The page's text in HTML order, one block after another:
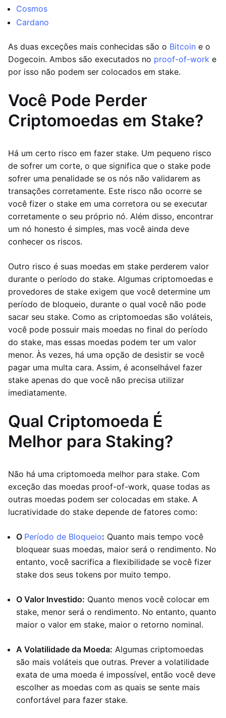
Cosmos
Cardano
As duas exceções mais conhecidas são o Bitcoin e o
Dogecoin. Ambos são executados no proof-of-work e
por isso não podem ser colocados em stake.
Você Pode Perder
Criptomoedas em Stake?
Há um certo risco em fazer stake. Um pequeno risco
de sofrer um corte, o que significa que o stake pode
sofrer uma penalidade se os nós não validarem as
transações corretamente. Este risco não ocorre se
você fizer o stake em uma corretora ou se executar
corretamente o seu próprio nó. Além disso, encontrar
um nó honesto é simples, mas você ainda deve
conhecer os riscos.
Outro risco é suas moedas em stake perderem valor
durante o período do stake. Algumas criptomoedas e
provedores de stake exigem que você determine um
período de bloqueio, durante o qual você não pode
sacar seu stake. Como as criptomoedas são voláteis,
você pode possuir mais moedas no final do período
do stake, mas essas moedas podem ter um valor
menor. Às vezes, há uma opção de desistir se você
pagar uma multa cara. Assim, é aconselhável fazer
stake apenas do que você não precisa utilizar
imediatamente.
Qual Criptomoeda É
Melhor para Staking?
Não há uma criptomoeda melhor para stake. Com
exceção das moedas proof-of-work, quase todas as
outras moedas podem ser colocadas em stake. A
lucratividade do stake depende de fatores como:
O Período de Bloqueio: Quanto mais tempo você
bloquear suas moedas, maior será o rendimento. No
entanto, você sacrifica a flexibilidade se você fizer
stake dos seus tokens por muito tempo.
O Valor Investido: Quanto menos você colocar em
stake, menor será o rendimento. No entanto, quanto
maior o valor em stake, maior o retorno nominal.
A Volatilidade da Moeda: Algumas criptomoedas
são mais voláteis que outras. Prever a volatilidade
exata de uma moeda é impossível, então você deve
escolher as moedas com as quais se sente mais
confortável para fazer stake.